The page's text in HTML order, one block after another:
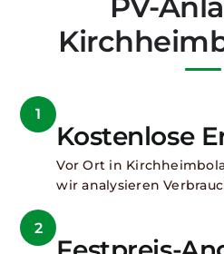
1
Kostenlose
Vor Ort in
wir analysieren
2